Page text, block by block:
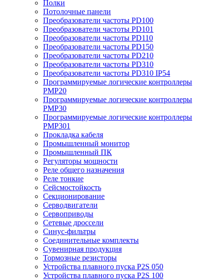
Полки
Потолочные панели
Преобразователи частоты PD100
Преобразователи частоты PD101
Преобразователи частоты PD110
Преобразователи частоты PD150
Преобразователи частоты PD210
Преобразователи частоты PD310
Преобразователи частоты PD310 IP54
Программируемые логические контроллеры
PMP20
Программируемые логические контроллеры
PMP30
Программируемые логические контроллеры
PMP301
Прокладка кабеля
Промышленный монитор
Промышленный ПК
Регуляторы мощности
Реле общего назначения
Реле тонкие
Сейсмостойкость
Секционирование
Серводвигатели
Сервоприводы
Сетевые дроссели
Синус-фильтры
Соединительные комплекты
Сувенирная продукция
Тормозные резисторы
Устройства плавного пуска P2S 050
Устройства плавного пуска P2S 100